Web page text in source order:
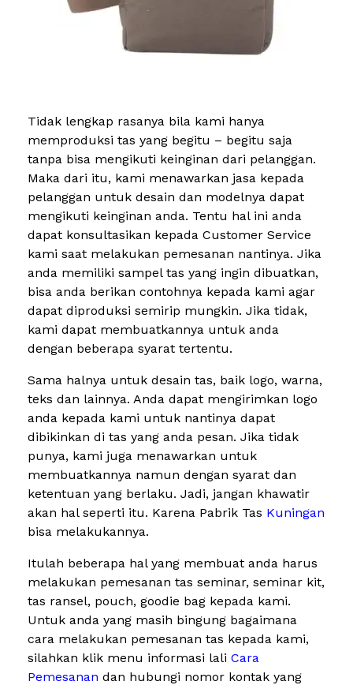
Tidak lengkap rasanya bila kami hanya
memproduksi tas yang begitu – begitu saja
tanpa bisa mengikuti keinginan dari pelanggan.
Maka dari itu, kami menawarkan jasa kepada
pelanggan untuk desain dan modelnya dapat
mengikuti keinginan anda. Tentu hal ini anda
dapat konsultasikan kepada Customer Service
kami saat melakukan pemesanan nantinya. Jika
anda memiliki sampel tas yang ingin dibuatkan,
bisa anda berikan contohnya kepada kami agar
dapat diproduksi semirip mungkin. Jika tidak,
kami dapat membuatkannya untuk anda
dengan beberapa syarat tertentu.
Sama halnya untuk desain tas, baik logo, warna,
teks dan lainnya. Anda dapat mengirimkan logo
anda kepada kami untuk nantinya dapat
dibikinkan di tas yang anda pesan. Jika tidak
punya, kami juga menawarkan untuk
membuatkannya namun dengan syarat dan
ketentuan yang berlaku. Jadi, jangan khawatir
akan hal seperti itu. Karena Pabrik Tas Kuningan
bisa melakukannya.
Itulah beberapa hal yang membuat anda harus
melakukan pemesanan tas seminar, seminar kit,
tas ransel, pouch, goodie bag kepada kami.
Untuk anda yang masih bingung bagaimana
cara melakukan pemesanan tas kepada kami,
silahkan klik menu informasi lali Cara
Pemesanan dan hubungi nomor kontak yang